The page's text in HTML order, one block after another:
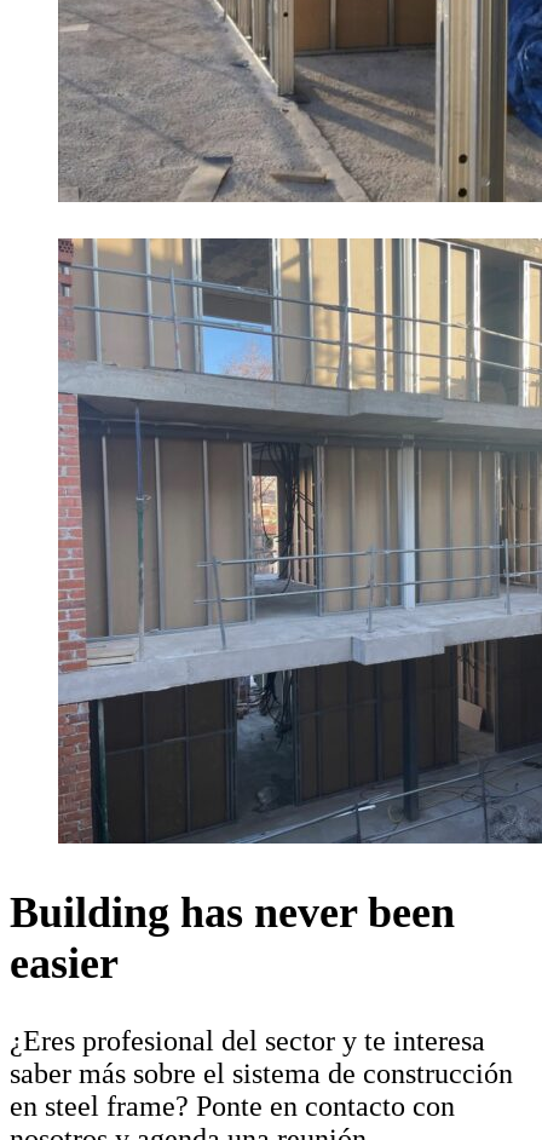
Building has never been
easier
¿Eres profesional del sector y te interesa
saber más sobre el sistema de construcción
en steel frame? Ponte en contacto con